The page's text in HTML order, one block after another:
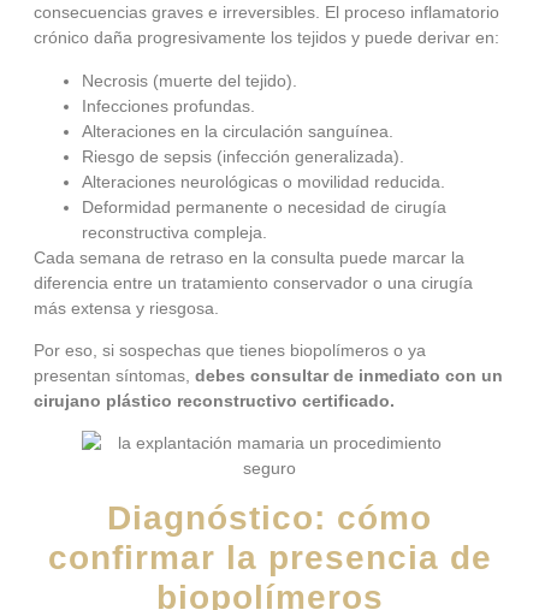
consecuencias graves e irreversibles. El proceso inflamatorio
crónico daña progresivamente los tejidos y puede derivar en:
Necrosis (muerte del tejido).
Infecciones profundas.
Alteraciones en la circulación sanguínea.
Riesgo de sepsis (infección generalizada).
Alteraciones neurológicas o movilidad reducida.
Deformidad permanente o necesidad de cirugía
reconstructiva compleja.
Cada semana de retraso en la consulta puede marcar la
diferencia entre un tratamiento conservador o una cirugía
más extensa y riesgosa.
Por eso, si sospechas que tienes biopolímeros o ya
presentan síntomas, debes consultar de inmediato con un
cirujano plástico reconstructivo certificado.
Diagnóstico: cómo
confirmar la presencia de
biopolímeros